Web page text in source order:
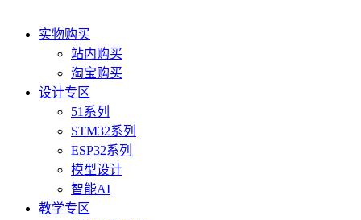
实物购买
站内购买
淘宝购买
设计专区
51系列
STM32系列
ESP32系列
模型设计
智能AI
教学专区